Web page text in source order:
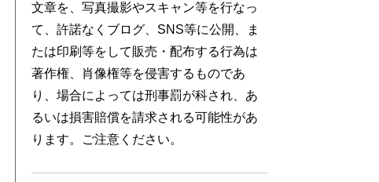
文章を、写真撮影やスキャン等を行なっ
て、許諾なくブログ、SNS等に公開、ま
たは印刷等をして販売・配布する行為は
著作権、肖像権等を侵害するものであ
り、場合によっては刑事罰が科され、あ
るいは損害賠償を請求される可能性があ
ります。ご注意ください。